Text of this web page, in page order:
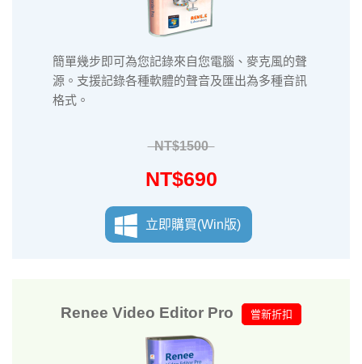
簡單幾步即可為您記錄來自您電腦、麥克風的聲
源。支援記錄各種軟體的聲音及匯出為多種音訊
格式。
NT$1500
NT$690
立即購買(Win版)
Renee Video Editor Pro 嘗新折扣